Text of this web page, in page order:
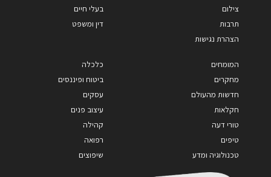
צילום
תרבות
הצהרת נגישות
בעלי חיים
דין ומשפט
המומחים
מחקרים
חדשות מהעולם
חקלאות
טורי דעה
טיפים
טכנולוגיה ומדע
כלכלה
ביטוח ופיננסים
עסקים
עיצוב פנים
קהילה
רפואה
שיפוצים